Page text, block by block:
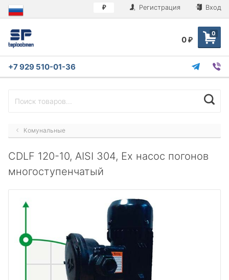
₽ Регистрация Вход
0
0 ₽
+7 929 510-01-36
Комунальные
CDLF 120-10, AISI 304, Ex насос погонов
многоступенчатый